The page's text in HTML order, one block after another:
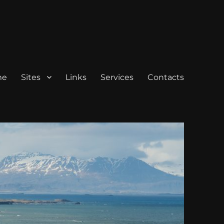
Sites Links Services Contacts